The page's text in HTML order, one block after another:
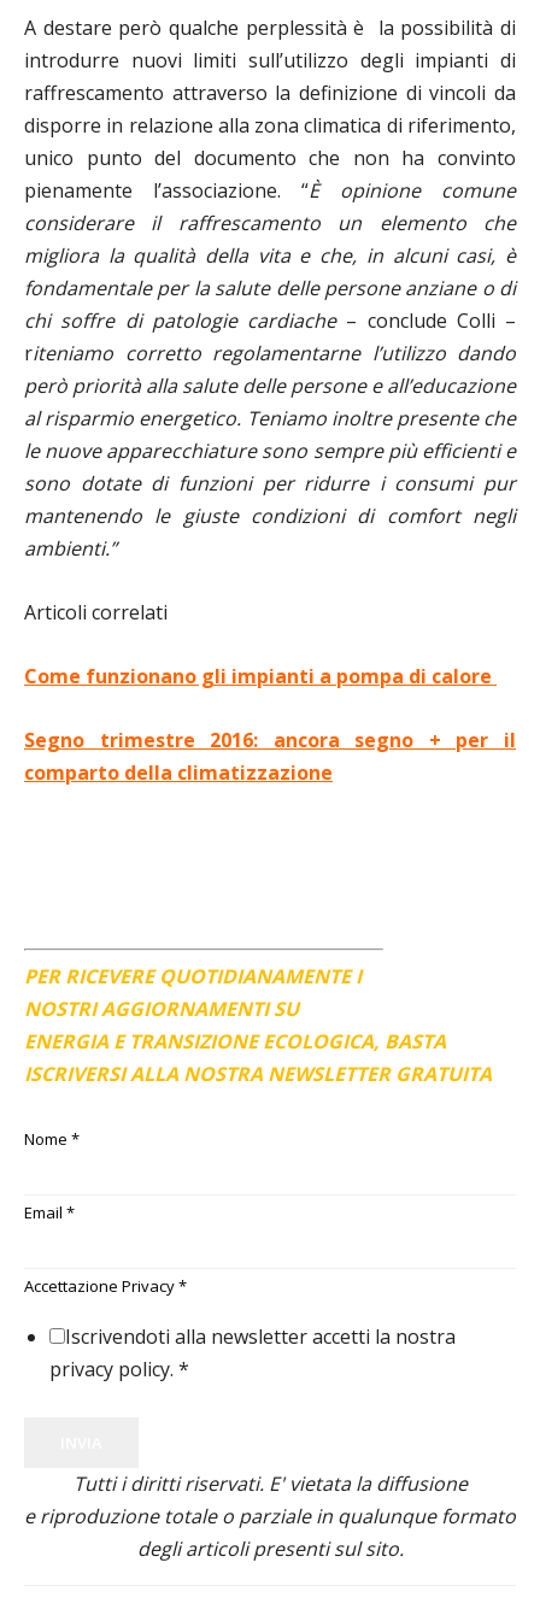
A destare però qualche perplessità è
la possibilità di
introdurre nuovi limiti sull’utilizzo degli impianti di
raffrescamento attraverso la definizione di vincoli da
disporre in relazione alla zona climatica di riferimento,
unico punto del documento che non ha convinto
pienamente l’associazione. “È opinione comune
considerare il raffrescamento un elemento che
migliora la qualità della vita e che, in alcuni casi, è
fondamentale per la salute delle persone anziane o di
chi soffre di patologie cardiache– conclude Colli –
riteniamo corretto regolamentarne l’utilizzo dando
però priorità alla salute delle persone e all’educazione
al risparmio energetico. Teniamo inoltre presente che
le nuove apparecchiature sono sempre più efficienti e
sono dotate di funzioni per ridurre i consumi pur
mantenendo le giuste condizioni di comfort negli
ambienti.”
Articoli correlati
Come funzionano gli impianti a pompa di calore
Segno trimestre 2016: ancora segno + per il
comparto della climatizzazione
PER RICEVERE QUOTIDIANAMENTE I
NOSTRI AGGIORNAMENTI SU
ENERGIA E TRANSIZIONE ECOLOGICA, BASTA
ISCRIVERSI ALLA NOSTRA NEWSLETTER GRATUITA
Nome *
Email *
Accettazione Privacy*
Iscrivendoti alla newsletter accetti la nostra
privacy policy. *
Tutti i diritti riservati. E' vietata la diffusione
e riproduzione totale o parziale in qualunque formato
degli articoli presenti sul sito.